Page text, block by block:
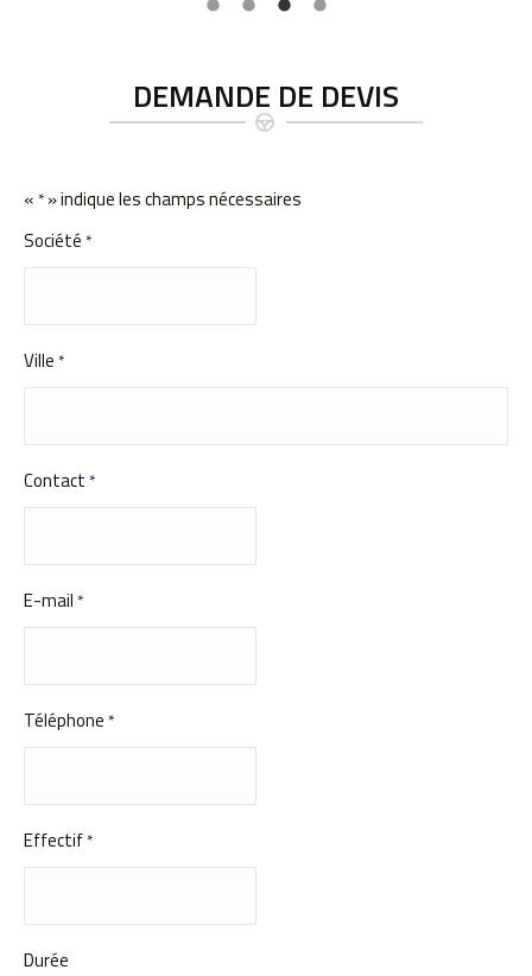
DEMANDE DE DEVIS
« * » indique les champs nécessaires
Société *
Ville *
Contact *
E-mail *
Téléphone *
Effectif*
Durée